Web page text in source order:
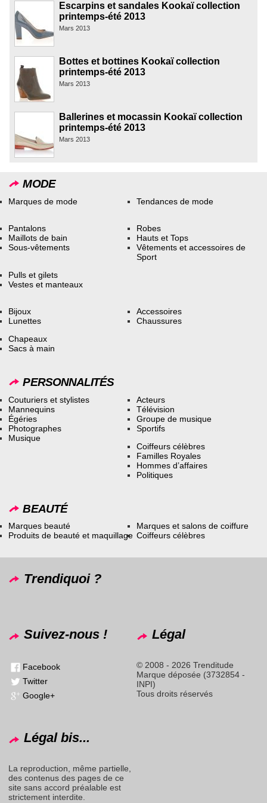
Escarpins et sandales Kookaï collection
printemps-été 2013
Mars 2013
Bottes et bottines Kookaï collection
printemps-été 2013
Mars 2013
Ballerines et mocassin Kookaï collection
printemps-été 2013
Mars 2013
MODE
Marques de mode Tendances de mode
Pantalons
Maillots de bain
Sous-vêtements
Robes
Hauts et Tops
Vêtements et accessoires de
Sport
Pulls et gilets
Vestes et manteaux
Bijoux
Lunettes
Accessoires
Chaussures
Chapeaux
Sacs à main
PERSONNALITÉS
Couturiers et stylistes
Mannequins
Égéries
Photographes
Musique
Acteurs
Télévision
Groupe de musique
Sportifs
Coiffeurs célèbres
Familles Royales
Hommes d’affaires
Politiques
BEAUTÉ
Marques beauté
Produits de beauté et maquillage
Marques et salons de coiffure
Coiffeurs célèbres
Trendiquoi ?
Suivez-nous !
Facebook
Twitter
Google+
Légal
© 2008 - 2026 Trenditude
Marque déposée (3732854 -
INPI)
Tous droits réservés
Légal bis...
La reproduction, même partielle,
des contenus des pages de ce
site sans accord préalable est
strictement interdite.